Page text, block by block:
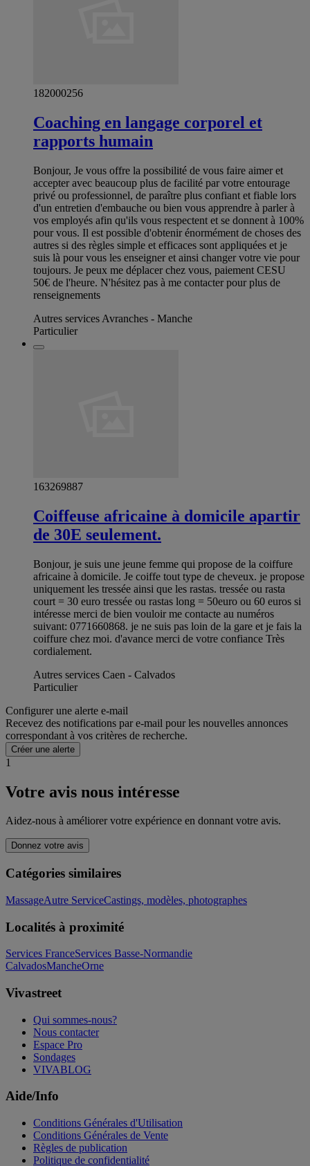
182000256
Coaching en langage corporel et
rapports humain
Bonjour, Je vous offre la possibilité de vous faire aimer et
accepter avec beaucoup plus de facilité par votre entourage
privé ou professionnel, de paraître plus confiant et fiable lors
d'un entretien d'embauche ou bien vous apprendre à parler à
vos employés afin qu'ils vous respectent et se donnent à 100%
pour vous. Il est possible d'obtenir énormément de choses des
autres si des règles simple et efficaces sont appliquées et je
suis là pour vous les enseigner et ainsi changer votre vie pour
toujours. Je peux me déplacer chez vous, paiement CESU
50€ de l'heure. N'hésitez pas à me contacter pour plus de
renseignements
Autres services Avranches - Manche
Particulier
163269887
Coiffeuse africaine à domicile apartir
de 30E seulement.
Bonjour, je suis une jeune femme qui propose de la coiffure
africaine à domicile. Je coiffe tout type de cheveux. je propose
uniquement les tressée ainsi que les rastas. tressée ou rasta
court = 30 euro tressée ou rastas long = 50euro ou 60 euros si
intéresse merci de bien vouloir me contacte au numéros
suivant: 0771660868. je ne suis pas loin de la gare et je fais la
coiffure chez moi. d'avance merci de votre confiance Très
cordialement.
Autres services Caen - Calvados
Particulier
Configurer une alerte e-mail
Recevez des notifications par e-mail pour les nouvelles annonces
correspondant à vos critères de recherche.
Créer une alerte
1
Votre avis nous intéresse
Aidez-nous à améliorer votre expérience en donnant votre avis.
Donnez votre avis
Catégories similaires
MassageAutre ServiceCastings, modèles, photographes
Localités à proximité
Services FranceServices Basse-Normandie
CalvadosMancheOrne
Vivastreet
Qui sommes-nous?
Nous contacter
Espace Pro
Sondages
VIVABLOG
Aide/Info
Conditions Générales d'Utilisation
Conditions Générales de Vente
Règles de publication
Politique de confidentialité